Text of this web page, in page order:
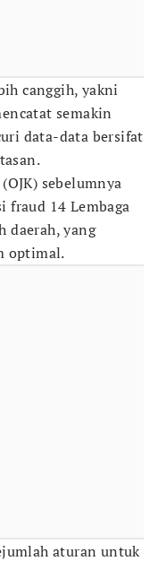
canggih, yakni
semakin
data-data bersifat
sebelumnya
fraud 14 Lembaga
daerah, yang
optimal.
aturan untuk